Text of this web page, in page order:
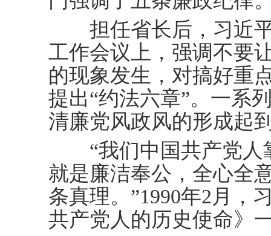
担任省长后，习近平
工作会议上，强调不要
的现象发生，对搞好重
提出“约法六章”。一系
清廉党风政风的形成起
“我们中国共产党人
就是廉洁奉公，全心全
条真理。”1990年2月，
共产党人的历史使命》